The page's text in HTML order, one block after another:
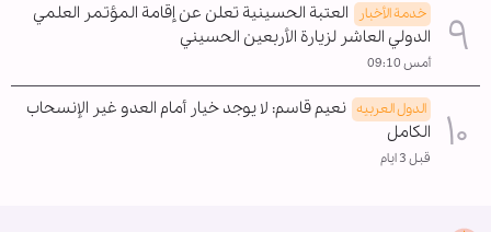
خدمة الأخبار
العتبة الحسينية تعلن عن إقامة المؤتمر العلمي
الدولي العاشر لزيارة الأربعين الحسيني
أمس 09:10
الدول العربیه نعيم قاسم: لا يوجد خيار أمام العدو غير الإنسحاب
الکامل
قبل 3 ايام